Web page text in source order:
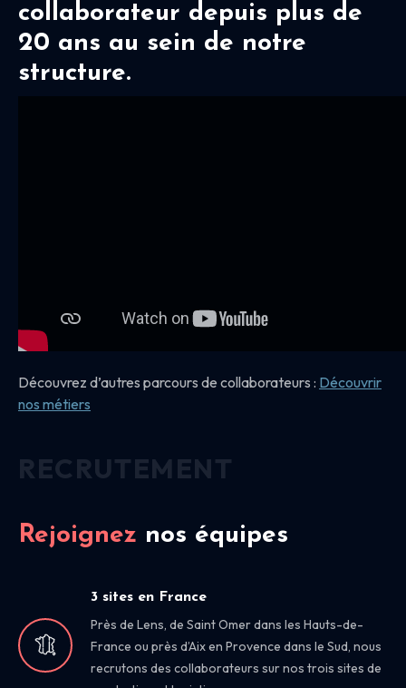
collaborateur depuis plus de
20 ans au sein de notre
structure.
Découvrez d’autres parcours de collaborateurs : Découvrir
nos métiers
Rejoignez nos équipes
3 sites en France
Près de Lens, de Saint Omer dans les Hauts-de-
France ou près d’Aix en Provence dans le Sud, nous
recrutons des collaborateurs sur nos trois sites de
RECRUTEMENT